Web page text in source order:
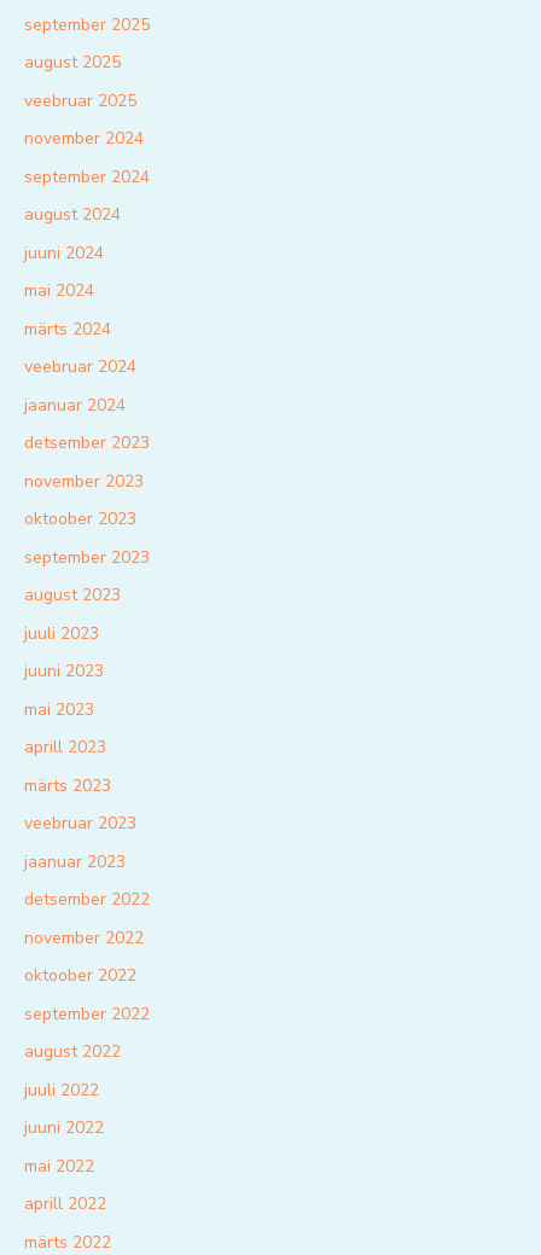
september 2025
august 2025
veebruar 2025
november 2024
september 2024
august 2024
juuni 2024
mai 2024
märts 2024
veebruar 2024
jaanuar 2024
detsember 2023
november 2023
oktoober 2023
september 2023
august 2023
juuli 2023
juuni 2023
mai 2023
aprill 2023
märts 2023
veebruar 2023
jaanuar 2023
detsember 2022
november 2022
oktoober 2022
september 2022
august 2022
juuli 2022
juuni 2022
mai 2022
aprill 2022
märts 2022